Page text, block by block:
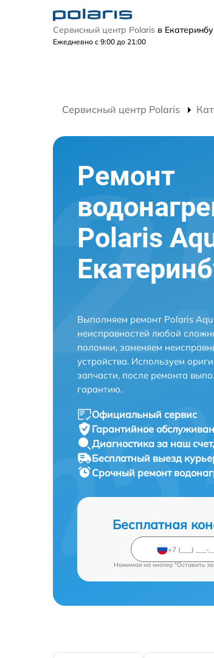
Сервисный центр Polaris в
Ежедневно с 9:00 до 21:00
Сервисный центр Polaris
Ремонт
Polaris
Выполняем ремонт Polaris
неисправностей любой
поломки, заменяем
устройства. Используем
запчасти, после ремонта
гарантию.
Официальный сервис
Гарантийное
Диагностика за наш счет,
Бесплатный выезд
Срочный ремонт
Бесплатная
Нажимая на кнопку "Оставить